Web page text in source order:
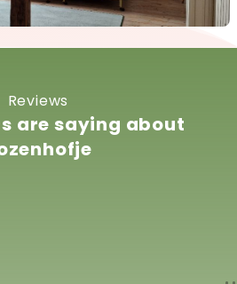
Reviews
are saying about